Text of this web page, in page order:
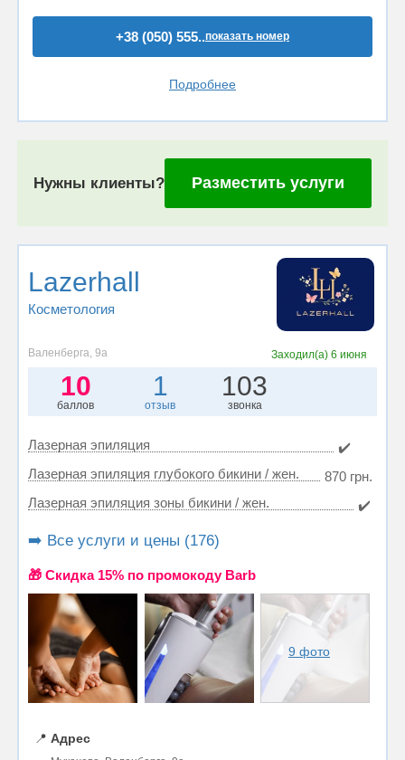
+38 (050) 555..показать номер
Подробнее
Нужны клиенты? Разместить услуги
Lazerhall
Косметология
Валенберга, 9а Заходил(а) 6 июня
10
баллов
1
отзыв
103
звонка
Лазерная эпиляция
✔️
Лазерная эпиляция глубокого бикини / жен.
870 грн.
Лазерная эпиляция зоны бикини / жен.
✔️
➡️ Все услуги и цены (176)
🎁 Cкидка 15% по промокоду Barb
9 фото
📍 Адрес